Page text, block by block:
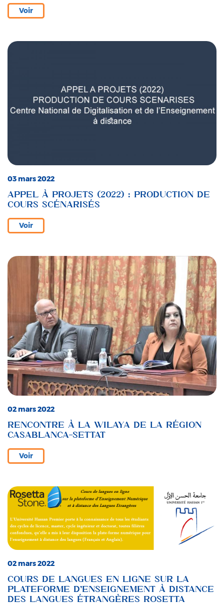
Voir
03 mars 2022
APPEL À PROJETS (2022) : PRODUCTION DE
COURS SCÉNARISÉS
Voir
02 mars 2022
RENCONTRE À LA WILAYA DE LA RÉGION
CASABLANCA-SETTAT
Voir
02 mars 2022
COURS DE LANGUES EN LIGNE SUR LA
PLATEFORME D’ENSEIGNEMENT À DISTANCE
DES LANGUES ÉTRANGÈRES ROSETTA